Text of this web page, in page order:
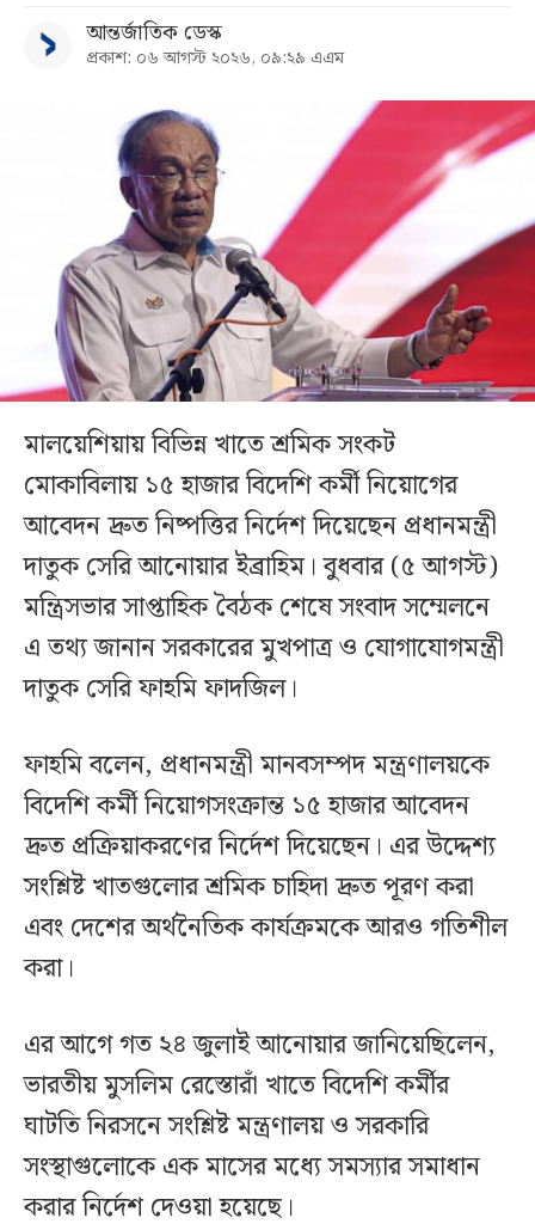
আন্তর্জাতিক ডেস্ক
প্রকাশ: ০৬ আগস্ট ২০২৬, ০৯:২৯ এএম
মালয়েশিয়ায় বিভিন্ন খাতে শ্রমিক সংকট
মোকাবিলায় ১৫ হাজার বিদেশি কর্মী নিয়োগের
আবেদন দ্রুত নিষ্পত্তির নির্দেশ দিয়েছেন প্রধানমন্ত্রী
দাতুক সেরি আনোয়ার ইব্রাহিম। বুধবার (৫ আগস্ট)
মন্ত্রিসভার সাপ্তাহিক বৈঠক শেষে সংবাদ সম্মেলনে
এ তথ্য জানান সরকারের মুখপাত্র ও যোগাযোগমন্ত্রী
দাতুক সেরি ফাহমি ফাদজিল।
ফাহমি বলেন, প্রধানমন্ত্রী মানবসম্পদ মন্ত্রণালয়কে
বিদেশি কর্মী নিয়োগসংক্রান্ত ১৫ হাজার আবেদন
দ্রুত প্রক্রিয়াকরণের নির্দেশ দিয়েছেন। এর উদ্দেশ্য
সংশ্লিষ্ট খাতগুলোর শ্রমিক চাহিদা দ্রুত পূরণ করা
এবং দেশের অর্থনৈতিক কার্যক্রমকে আরও গতিশীল
করা।
এর আগে গত ২৪ জুলাই আনোয়ার জানিয়েছিলেন,
ভারতীয় মুসলিম রেস্তোরাঁ খাতে বিদেশি কর্মীর
ঘাটতি নিরসনে সংশ্লিষ্ট মন্ত্রণালয় ও সরকারি
সংস্থাগুলোকে এক মাসের মধ্যে সমস্যার সমাধান
করার নির্দেশ দেওয়া হয়েছে।